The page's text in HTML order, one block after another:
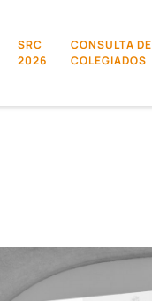
SRC
2026
CONSULTA DE
COLEGIADOS